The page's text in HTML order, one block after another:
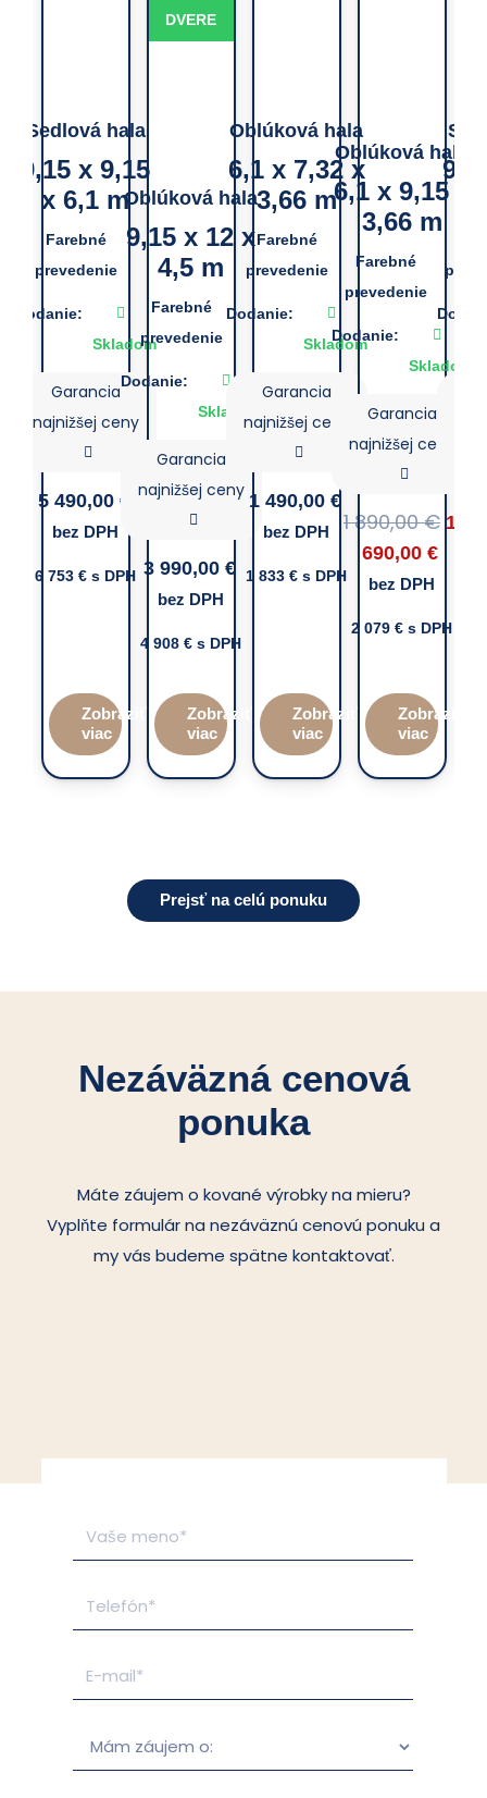
Sedlová hala
9,15 x 9,15
x 6,1 m
Farebné
prevedenie
Dodanie:
Skladom
Garancia
najnižšej ceny
5 490,00 €
bez DPH
6 753 € s DPH
Zobraziť
viac
DVERE
Oblúková hala
9,15 x 12 x
4,5 m
Farebné
prevedenie
Dodanie:
Skladom
Garancia
najnižšej ceny
3 990,00 €
bez DPH
4 908 € s DPH
Zobraziť
viac
Oblúková hala
6,1 x 7,32 x
3,66 m
Farebné
prevedenie
Dodanie:
Skladom
Garancia
najnižšej ceny
1 490,00 €
bez DPH
1 833 € s DPH
Zobraziť
viac
Oblúková hala
6,1 x 9,15 x
3,66 m
Farebné
prevedenie
Dodanie:
Skladom
Garancia
najnižšej ceny
1 890,00€ 1
690,00 €
bez DPH
2 079 € s DPH
Zobraziť
viac
Prejsť na celú ponuku
Nezáväzná cenová
ponuka
Máte záujem o kované výrobky na mieru?
Vyplňte formulár na nezáväznú cenovú ponuku a
my vás budeme spätne kontaktovať.